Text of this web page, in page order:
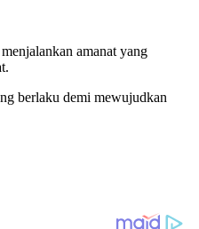
amanat yang
berlaku demi mewujudkan